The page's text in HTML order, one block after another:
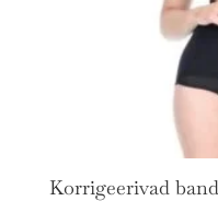
Korrigeerivad